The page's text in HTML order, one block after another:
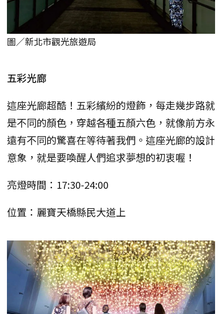
圖／新北市觀光旅遊局
五彩光廊
這座光廊超酷！五彩繽紛的燈飾，每走幾步路就
是不同的顏色，穿越各種五顏六色，就像前方永
遠有不同的驚喜在等待著我們。這座光廊的設計
意象，就是要喚醒人們追求夢想的初衷喔！
亮燈時間：17:30-24:00
位置：麗寶天橋縣民大道上